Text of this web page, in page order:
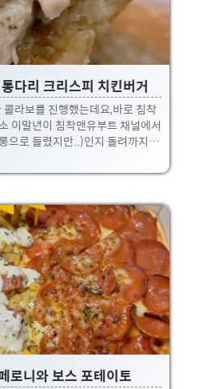
다리 크리스피 치킨버거
라보를 진행했는데요,바로 침착
이말년이 침착맨유부트 채널에서
으로 들렸지만..)인지 돌려까지인
는데, 콜라보가 돌아왔나보네요.
챙겨서 제대로된 메뉴가 나왔습
이스의 치킨 패티가 사실상 맛이
데,매장에서 바로 튀겨나온 치킨
예전에 티렉스 버거 의 리뉴얼 수
단 버거맛만 따지고 보면 꽤나 마
보다 부드러운 맛이 더 땡기는 날
도 부드럽고 치킨패티랑 조합이..
로니와 보스 포테이토